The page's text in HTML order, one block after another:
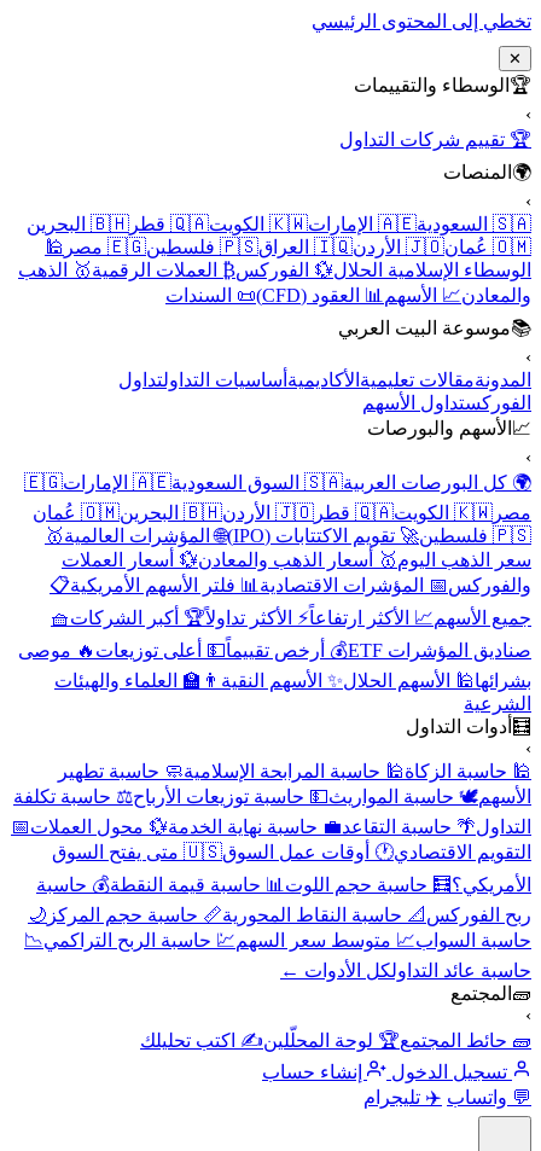
تخطي إلى المحتوى الرئيسي
✕
🏆 الوسطاء والتقييمات
›
🏆 تقييم شركات التداول
🌍 المنصات
›
🇸🇦 السعودية
🇦🇪 الإمارات 🇰🇼 الكويت 🇶🇦 قطر
🇧🇭 البحرين
🇴🇲 عُمان
🇯🇴 الأردن 🇮🇶 العراق 🇵🇸 فلسطين 🇪🇬 مصر
🕌
الوسطاء الإسلامية الحلال💱 الفوركس₿ العملات الرقمية🥇 الذهب
والمعادن📈 الأسهم 📊 العقود (CFD)
📜 السندات
📚موسوعة البيت العربي
›
المدونةمقالات تعليمية الأكاديمية أساسيات التداولتداول
الفوركستداول الأسهم
📈 الأسهم والبورصات
›
🌍 كل البورصات العربية🇸🇦 السوق السعودية 🇦🇪 الإمارات
🇪🇬
مصر 🇰🇼 الكويت 🇶🇦 قطر 🇯🇴 الأردن 🇧🇭 البحرين
🇴🇲 عُمان
🇵🇸 فلسطين
🚀 تقويم الاكتتابات (IPO) 🌐 المؤشرات العالمية🥇
سعر الذهب اليوم🥇 أسعار الذهب والمعادن💱 أسعار العملات
والفوركس📅 المؤشرات الاقتصادية 📊 فلتر الأسهم الأمريكية📋
جميع الأسهم📈 الأكثر ارتفاعاً⚡ الأكثر تداولاً🏆 أكبر الشركات🧺
صناديق المؤشرات ETF
💰 أرخص تقييماً💵 أعلى توزيعات 🔥 موصى
بشرائها🕌 الأسهم الحلال✨ الأسهم النقية 👨‍🏫 العلماء والهيئات
الشرعية
🧮 أدوات التداول
›
🕌 حاسبة الزكاة🕌 حاسبة المرابحة الإسلامية🧼 حاسبة تطهير
الأسهم🕊️ حاسبة المواريث💵 حاسبة توزيعات الأرباح⚖️ حاسبة تكلفة
التداول🌴 حاسبة التقاعد💼 حاسبة نهاية الخدمة💱 محول العملات📅
التقويم الاقتصادي🕐 أوقات عمل السوق
🇺🇸 متى يفتح السوق
الأمريكي؟🧮 حاسبة حجم اللوت 📊 حاسبة قيمة النقطة💰 حاسبة
ربح الفوركس 📐 حاسبة النقاط المحورية📏 حاسبة حجم المركز 🌙
حاسبة السواب📈 متوسط سعر السهم💹 حاسبة الربح التراكمي📉
حاسبة عائد التداولكل الأدوات ←
🧱 المجتمع
›
🧱 حائط المجتمع🏆 لوحة المحلّلين✍️ اكتب تحليلك
تسجيل الدخول
إنشاء حساب
💬 واتساب ✈️ تليجرام